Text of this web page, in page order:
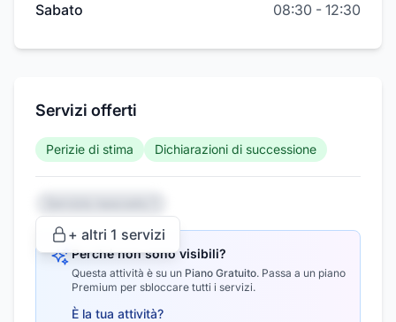
Sabato 08:30 - 12:30
Servizi offerti
Perizie di stima Dichiarazioni di successione
+ altri 1 servizi
Perché non sono visibili?
Questa attività è su un Piano Gratuito. Passa a un piano
Premium per sbloccare tutti i servizi.
È la tua attività?